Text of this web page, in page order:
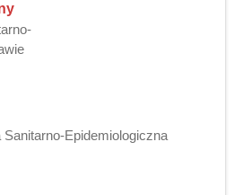
Epidemiologiczna